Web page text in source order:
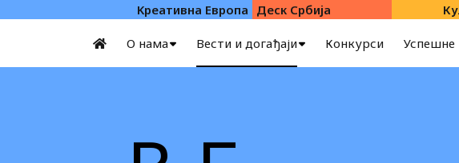
Kреативна Eвропа Деск Србија
О нама Вести и догађаји Конкурси Успешне